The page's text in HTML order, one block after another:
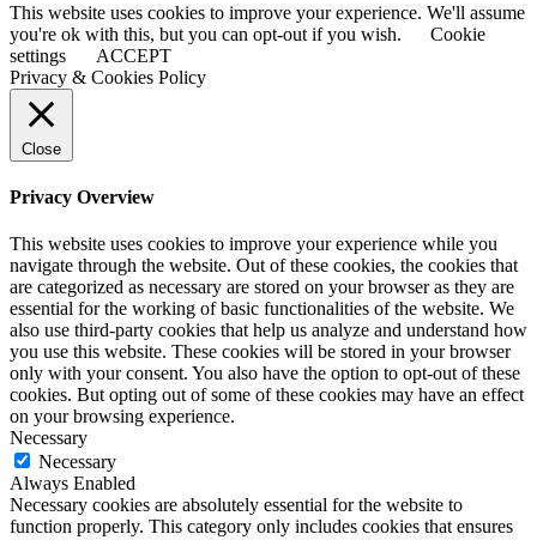
This website uses cookies to improve your experience. We'll assume
you're ok with this, but you can opt-out if you wish.
Cookie
settings
ACCEPT
Privacy & Cookies Policy
Close
Privacy Overview
This website uses cookies to improve your experience while you
navigate through the website. Out of these cookies, the cookies that
are categorized as necessary are stored on your browser as they are
essential for the working of basic functionalities of the website. We
also use third-party cookies that help us analyze and understand how
you use this website. These cookies will be stored in your browser
only with your consent. You also have the option to opt-out of these
cookies. But opting out of some of these cookies may have an effect
on your browsing experience.
Necessary
Necessary
Always Enabled
Necessary cookies are absolutely essential for the website to
function properly. This category only includes cookies that ensures